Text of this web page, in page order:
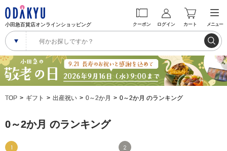
小田急百貨店オンラインショッピング クーポン ログイン カート メニュー
TOP ギフト 出産祝い 0～2か月 0～2か月 のランキング
0～2か月 のランキング
1 2